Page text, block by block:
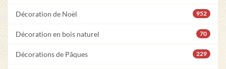
Décoration de Noël 952
Décoration en bois naturel 70
Décorations de Pâques 229